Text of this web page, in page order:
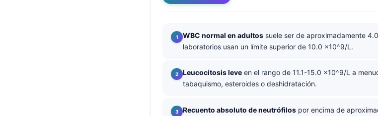
WBC normal en adultos suele ser de aproximadamente
laboratorios usan un límite superior de 10.0 ×10^9/L.
Leucocitosis leve en el rango de 11.1-15.0 ×10^9/L a
tabaquismo, esteroides o deshidratación.
Recuento absoluto de neutrófilos por encima de